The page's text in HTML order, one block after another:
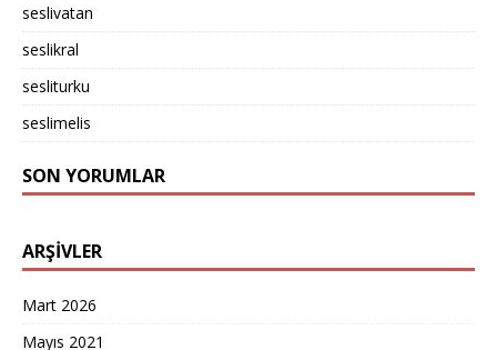
seslivatan
seslikral
sesliturku
seslimelis
SON YORUMLAR
ARŞIVLER
Mart 2026
Mayıs 2021